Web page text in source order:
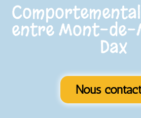
entre Mont-de-
Dax
Nous